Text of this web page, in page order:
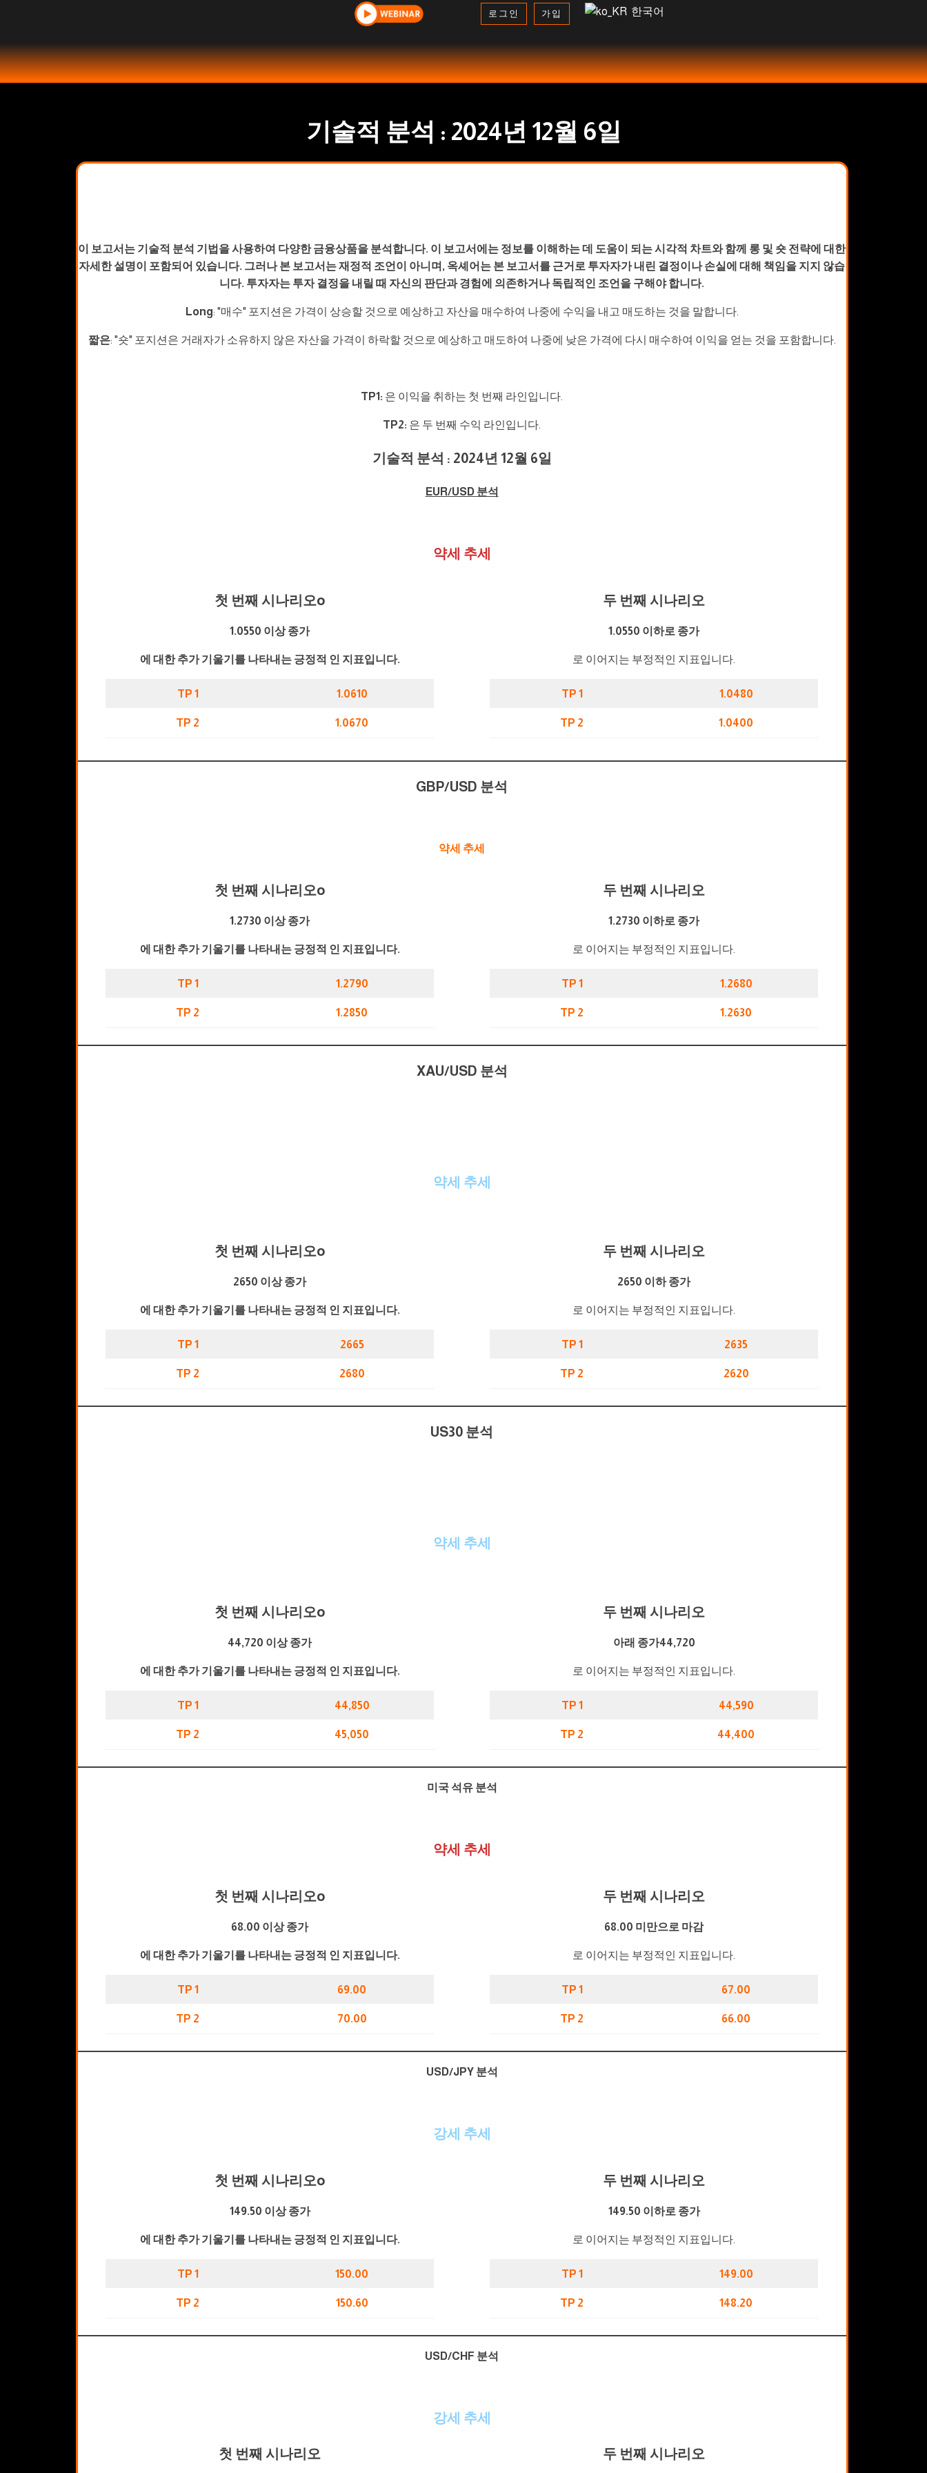
로그인 가입 한국어
기술적 분석 : 2024년 12월 6일
이 보고서는 기술적 분석 기법을 사용하여 다양한 금융상품을 분석합니다. 이 보고서에는 정보를 이해하는 데 도움이 되는 시각적 차트와 함께 롱 및 숏 전략에 대한
자세한 설명이 포함되어 있습니다. 그러나 본 보고서는 재정적 조언이 아니며, 옥셰어는 본 보고서를 근거로 투자자가 내린 결정이나 손실에 대해 책임을 지지 않습
니다. 투자자는 투자 결정을 내릴 때 자신의 판단과 경험에 의존하거나 독립적인 조언을 구해야 합니다.
Long: "매수" 포지션은 가격이 상승할 것으로 예상하고 자산을 매수하여 나중에 수익을 내고 매도하는 것을 말합니다.
짧은: "숏" 포지션은 거래자가 소유하지 않은 자산을 가격이 하락할 것으로 예상하고 매도하여 나중에 낮은 가격에 다시 매수하여 이익을 얻는 것을 포함합니다.
TP1: 은 이익을 취하는 첫 번째 라인입니다.
TP2: 은 두 번째 수익 라인입니다.
기술적 분석 : 2024년 12월 6일
EUR/USD 분석
약세 추세
첫 번째 시나리오o
1.0550 이상 종가
에 대한 추가 기울기를 나타내는 긍정적 인 지표입니다.
TP 1 1.0610
TP 2 1.0670
두 번째 시나리오
1.0550 이하로 종가
로 이어지는 부정적인 지표입니다.
TP 1 1.0480
TP 2 1.0400
GBP/USD 분석
약세 추세
첫 번째 시나리오o
1.2730 이상 종가
에 대한 추가 기울기를 나타내는 긍정적 인 지표입니다.
TP 1 1.2790
TP 2 1.2850
두 번째 시나리오
1.2730 이하로 종가
로 이어지는 부정적인 지표입니다.
TP 1 1.2680
TP 2 1.2630
XAU/USD 분석
약세 추세
첫 번째 시나리오o
2650 이상 종가
에 대한 추가 기울기를 나타내는 긍정적 인 지표입니다.
TP 1 2665
TP 2 2680
두 번째 시나리오
2650 이하 종가
로 이어지는 부정적인 지표입니다.
TP 1 2635
TP 2 2620
US30 분석
약세 추세
첫 번째 시나리오o
44,720 이상 종가
에 대한 추가 기울기를 나타내는 긍정적 인 지표입니다.
TP 1 44,850
TP 2 45,050
두 번째 시나리오
아래 종가44,720
로 이어지는 부정적인 지표입니다.
TP 1 44,590
TP 2 44,400
미국 석유 분석
약세 추세
첫 번째 시나리오o
68.00 이상 종가
에 대한 추가 기울기를 나타내는 긍정적 인 지표입니다.
TP 1 69.00
TP 2 70.00
두 번째 시나리오
68.00 미만으로 마감
로 이어지는 부정적인 지표입니다.
TP 1 67.00
TP 2 66.00
USD/JPY 분석
강세 추세
첫 번째 시나리오o
149.50 이상 종가
에 대한 추가 기울기를 나타내는 긍정적 인 지표입니다.
TP 1 150.00
TP 2 150.60
두 번째 시나리오
149.50 이하로 종가
로 이어지는 부정적인 지표입니다.
TP 1 149.00
TP 2 148.20
USD/CHF 분석
강세 추세
첫 번째 시나리오 두 번째 시나리오